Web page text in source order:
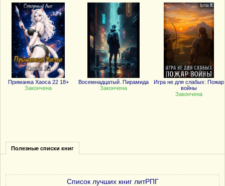
Приманка Хаоса 22 18+
Закончена
Восемнадцатый. Пирамида
Закончена
Игра не для слабых: Пожар
войны
Закончена
Полезные списки книг
Список лучших книг литРПГ